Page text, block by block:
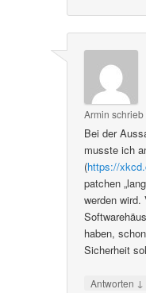
Armin schrieb
Bei der
musste ich
(https://
patchen
werden
haben,
Sicherheit
Antworten ↓